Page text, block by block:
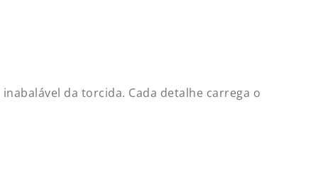
Libertadores Títulos Anos FFC 2023
79,99
da torcida. Cada detalhe carrega o